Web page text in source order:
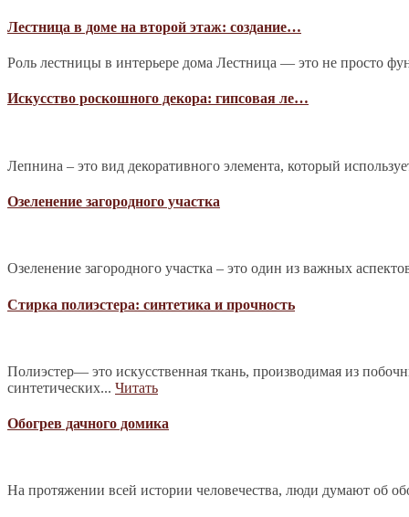
Лестница в доме на второй этаж: создание…
Роль лестницы в интерьере дома Лестница — это не просто
Искусство роскошного декора: гипсовая ле…
Лепнина – это вид декоративного элемента, который
Озеленение загородного участка
Озеленение загородного участка – это один из важных
Стирка полиэстера: синтетика и прочность
Полиэстер— это искусственная ткань, производимая из
синтетических... Читать
Обогрев дачного домика
На протяжении всей истории человечества, люди думают об